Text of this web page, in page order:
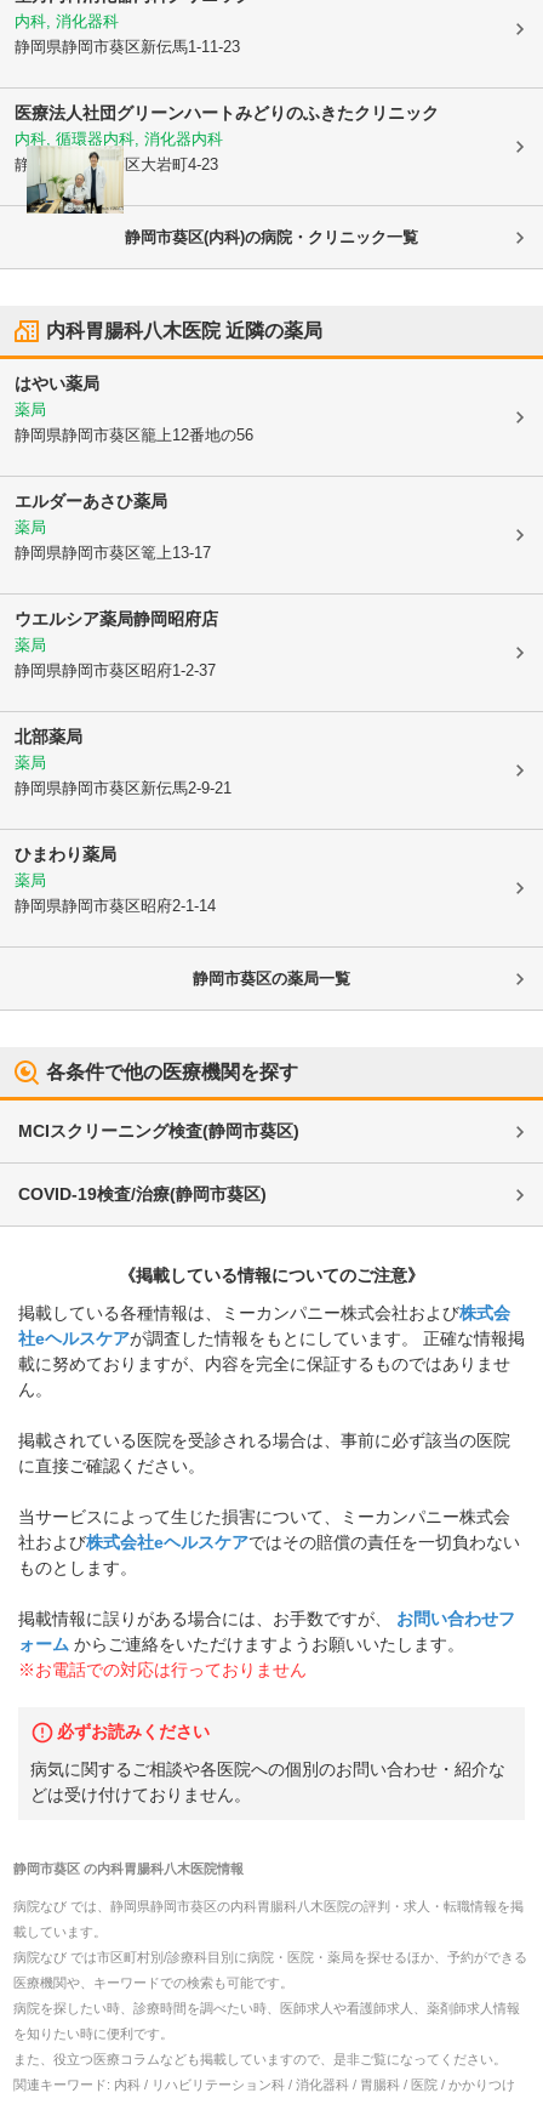
内科, 消化器科
静岡県静岡市葵区新伝馬1-11-23
医療法人社団グリーンハートみどりのふきたクリニック
内科, 循環器内科, 消化器内科
静岡県静岡市葵区大岩町4-23
静岡市葵区(内科)の病院・クリニック一覧
内科胃腸科八木医院近隣の薬局
はやい薬局
薬局
静岡県静岡市葵区籠上12番地の56
エルダーあさひ薬局
薬局
静岡県静岡市葵区篭上13-17
ウエルシア薬局静岡昭府店
薬局
静岡県静岡市葵区昭府1-2-37
北部薬局
薬局
静岡県静岡市葵区新伝馬2-9-21
ひまわり薬局
薬局
静岡県静岡市葵区昭府2-1-14
静岡市葵区の薬局一覧
各条件で他の医療機関を探す
MCIスクリーニング検査(静岡市葵区)
COVID-19検査/治療(静岡市葵区)
《掲載している情報についてのご注意》
掲載している各種情報は、ミーカンパニー株式会社および株式会
社eヘルスケアが調査した情報をもとにしています。 正確な情報掲
載に努めておりますが、内容を完全に保証するものではありませ
ん。
掲載されている医院を受診される場合は、事前に必ず該当の医院
に直接ご確認ください。
当サービスによって生じた損害について、ミーカンパニー株式会
社および株式会社eヘルスケアではその賠償の責任を一切負わない
ものとします。
掲載情報に誤りがある場合には、お手数ですが、
お問い合わせフ
ォーム からご連絡をいただけますようお願いいたします。
※お電話での対応は行っておりません
必ずお読みください
病気に関するご相談や各医院への個別のお問い合わせ・紹介な
どは受け付けておりません。
静岡市葵区の内科胃腸科八木医院情報
病院なび では、 静岡県静岡市葵区の内科胃腸科八木医院の評判・求人・転職情報を掲
載しています。
病院なび では市区町村別/診療科目別に病院・医院・薬局を探せるほか、予約ができる
医療機関や、キーワードでの検索も可能です。
病院を探したい時、診療時間を調べたい時、医師求人や看護師求人、薬剤師求人情報
を知りたい時に便利です。
また、役立つ医療コラムなども掲載していますので、是非ご覧になってください。
関連キーワード: 内科 / リハビリテーション科 / 消化器科 / 胃腸科 / 医院 / かかりつけ